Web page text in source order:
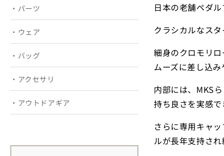
・パーツ
・ウェア
・バッグ
・アクセサリ
・アウトドアギア
日本の老舗ペダ
クラシカルなス
細身のクロモリ
ムーズに差し込
内部には、MKS
持ち良さを実感で
さらに専用キャ
ルが長年支持され